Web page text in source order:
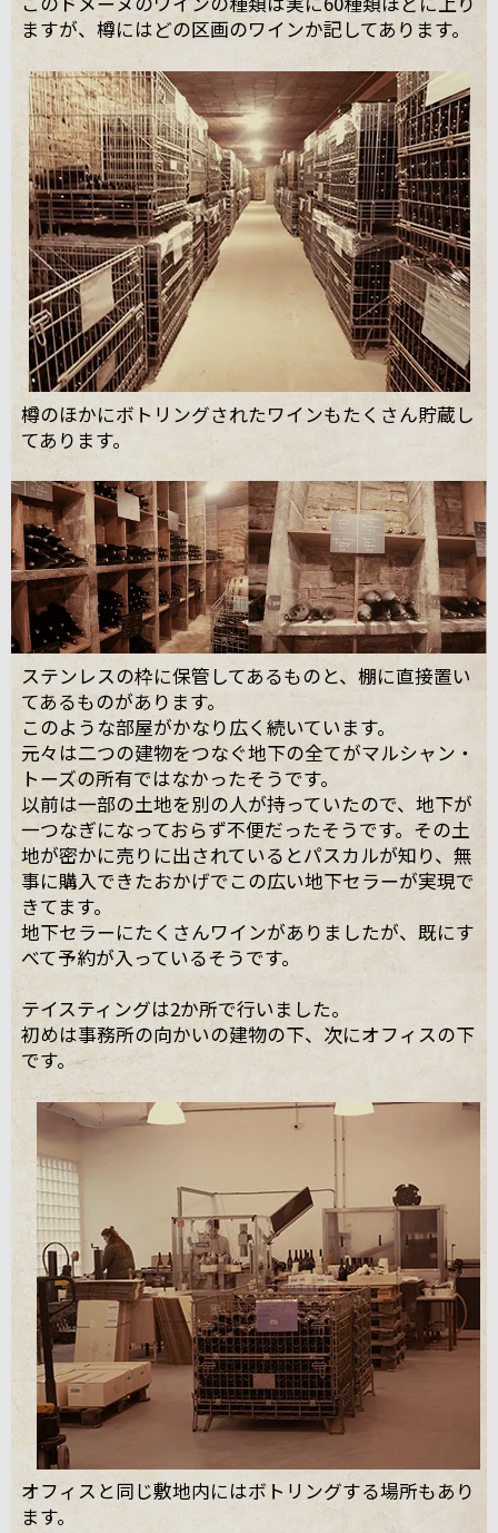
ますが、樽にはどの区画のワインか記してあります。
樽のほかにボトリングされたワインもたくさん貯蔵し
てあります。
ステンレスの枠に保管してあるものと、棚に直接置い
てあるものがあります。
このような部屋がかなり広く続いています。
元々は二つの建物をつなぐ地下の全てがマルシャン・
トーズの所有ではなかったそうです。
以前は一部の土地を別の人が持っていたので、地下が
一つなぎになっておらず不便だったそうです。その土
地が密かに売りに出されているとパスカルが知り、無
事に購入できたおかげでこの広い地下セラーが実現で
きてます。
地下セラーにたくさんワインがありましたが、既にす
べて予約が入っているそうです。
テイスティングは2か所で行いました。
初めは事務所の向かいの建物の下、次にオフィスの下
です。
オフィスと同じ敷地内にはボトリングする場所もあり
ます。